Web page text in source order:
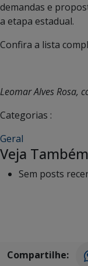
demandas e
a etapa estadual.
Confira a lista
Leomar Alves Rosa,
Categorias :
Geral
Veja Também
Sem posts
Compartilhe: